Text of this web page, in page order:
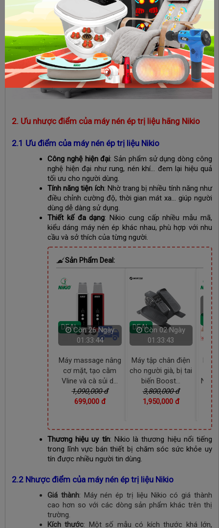
2. Ưu nhược điểm của máy nén ép trị liệu hãng Nikio
2.1 Ưu điểm của máy nén ép trị liệu Nikio
Công nghệ hiện đại: Sản phẩm sử dụng dòng công
nghệ hiện đại như rung, nén khí… đem lại hiệu quả
tối ưu cho người dùng.
Tính năng tiện ích: Nhờ trang bị nhiều tính năng như
điều chỉnh cường độ, thời gian mát xa… giúp người
dùng dễ dàng sử dụng.
Thiết kế đa dạng: Nikio cung cấp nhiều mẫu mã,
kiểu dáng máy nén ép khác nhau, phù hợp với nhu
cầu và sở thích của từng người.
Sản Phẩm Deal:
DEALCòn02 Ngày
01:33:41
Máy tập chân điện
cho người già, bị tai
biến Boost...
3,800,000 đ
1,950,000 đ
DEAL
Còn02 Ngày
01:33:41
Máy massage bàn
chân và bắp chân
Nikio NK-187 - Mà...
4,950,000 đ
3,050,000 đ
DEAL
Máy
gối,
Nikio
Thương hiệu uy tín: Nikio là thương hiệu nổi tiếng
trong lĩnh vực bán thiết bị chăm sóc sức khỏe uy
tín được nhiều người tin dùng.
2.2 Nhược điểm của máy nén ép trị liệu Nikio
Giá thành: Máy nén ép trị liệu Nikio có giá thành
cao hơn so với các dòng sản phẩm khác trên thị
trường.
Kích thước: Một số mẫu có kích thước khá lớn,